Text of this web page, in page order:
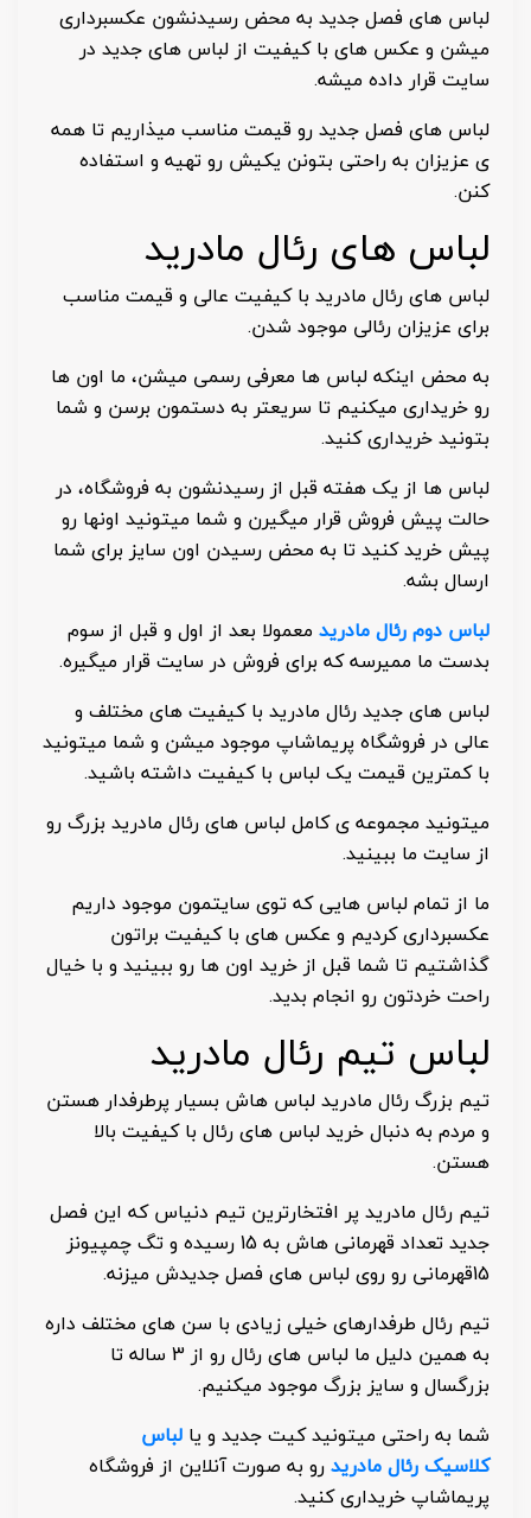
لباس های فصل جدید به محض رسیدنشون عکسبرداری
میشن و عکس های با کیفیت از لباس های جدید در
سایت قرار داده میشه.
لباس های فصل جدید رو قیمت مناسب میذاریم تا همه
ی عزیزان به راحتی بتونن یکیش رو تهیه و استفاده
کنن.
لباس های رئال مادرید
لباس های رئال مادرید با کیفیت عالی و قیمت مناسب
برای عزیزان رئالی موجود شدن.
به محض اینکه لباس ها معرفی رسمی میشن، ما اون ها
رو خریداری میکنیم تا سریعتر به دستمون برسن و شما
بتونید خریداری کنید.
لباس ها از یک هفته قبل از رسیدنشون به فروشگاه، در
حالت پیش فروش قرار میگیرن و شما میتونید اونها رو
پیش خرید کنید تا به محض رسیدن اون سایز برای شما
ارسال بشه.
لباس دوم رئال مادرید معمولا بعد از اول و قبل از سوم
بدست ما ممیرسه که برای فروش در سایت قرار میگیره.
لباس های جدید رئال مادرید با کیفیت های مختلف و
عالی در فروشگاه پریماشاپ موجود میشن و شما میتونید
با کمترین قیمت یک لباس با کیفیت داشته باشید.
میتونید مجموعه ی کامل لباس های رئال مادرید بزرگ رو
از سایت ما ببینید.
ما از تمام لباس هایی که توی سایتمون موجود داریم
عکسبرداری کردیم و عکس های با کیفیت براتون
گذاشتیم تا شما قبل از خرید اون ها رو ببینید و با خیال
راحت خردتون رو انجام بدید.
لباس تیم رئال مادرید
تیم بزرگ رئال مادرید لباس هاش بسیار پرطرفدار هستن
و مردم به دنبال خرید لباس های رئال با کیفیت بالا
هستن.
تیم رئال مادرید پر افتخارترین تیم دنیاس که این فصل
جدید تعداد قهرمانی هاش به 15 رسیده و تگ چمپیونز
15قهرمانی رو روی لباس های فصل جدیدش میزنه.
تیم رئال طرفدارهای خیلی زیادی با سن های مختلف داره
به همین دلیل ما لباس های رئال رو از 3 ساله تا
بزرگسال و سایز بزرگ موجود میکنیم.
شما به راحتی میتونید کیت جدید و یا لباس
کلاسیک رئال مادریدرو به صورت آنلاین از فروشگاه
پریماشاپ خریداری کنید.